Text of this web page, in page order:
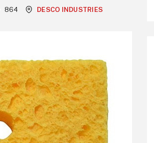
864 DESCO INDUSTRIES